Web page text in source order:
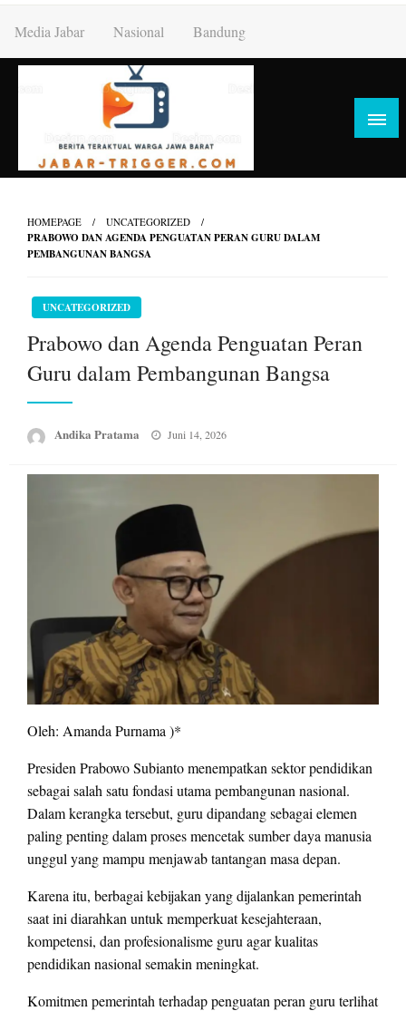
content
Media Jabar Nasional Bandung
HOMEPAGE UNCATEGORIZED
PRABOWO DAN AGENDA PENGUATAN PERAN GURU DALAM
PEMBANGUNAN BANGSA
UNCATEGORIZED
Prabowo dan Agenda Penguatan Peran
Guru dalam Pembangunan Bangsa
Andika Pratama
Posted
Juni 14, 2026
Oleh: Amanda Purnama )*
Presiden Prabowo Subianto menempatkan sektor pendidikan
sebagai salah satu fondasi utama pembangunan nasional.
Dalam kerangka tersebut, guru dipandang sebagai elemen
paling penting dalam proses mencetak sumber daya manusia
unggul yang mampu menjawab tantangan masa depan.
Karena itu, berbagai kebijakan yang dijalankan pemerintah
saat ini diarahkan untuk memperkuat kesejahteraan,
kompetensi, dan profesionalisme guru agar kualitas
pendidikan nasional semakin meningkat.
Komitmen pemerintah terhadap penguatan peran guru terlihat